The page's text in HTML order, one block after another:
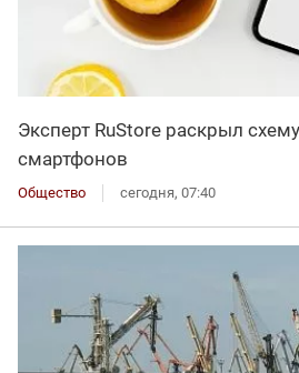
Эксперт RuStore раскрыл
смартфонов
Общество сегодня, 07:40